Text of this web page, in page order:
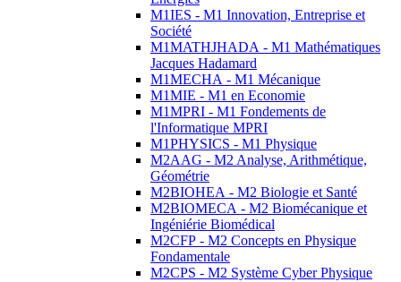
M1IES - M1 Innovation, Entreprise et
Société
M1MATHJHADA - M1 Mathématiques
Jacques Hadamard
M1MECHA - M1 Mécanique
M1MIE - M1 en Economie
M1MPRI - M1 Fondements de
l'Informatique MPRI
M1PHYSICS - M1 Physique
M2AAG - M2 Analyse, Arithmétique,
Géométrie
M2BIOHEA - M2 Biologie et Santé
M2BIOMECA - M2 Biomécanique et
Ingéniérie Biomédical
M2CFP - M2 Concepts en Physique
Fondamentale
M2CPS - M2 Système Cyber Physique